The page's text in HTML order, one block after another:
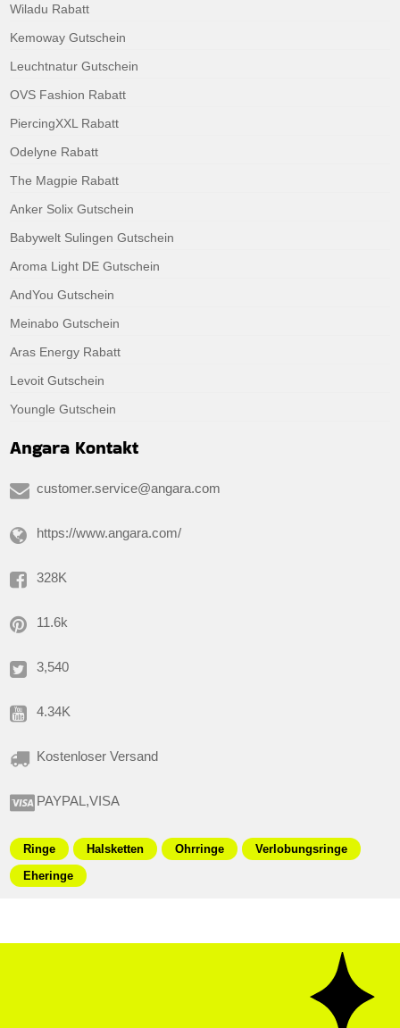
Wiladu Rabatt
Kemoway Gutschein
Leuchtnatur Gutschein
OVS Fashion Rabatt
PiercingXXL Rabatt
Odelyne Rabatt
The Magpie Rabatt
Anker Solix Gutschein
Babywelt Sulingen Gutschein
Aroma Light DE Gutschein
AndYou Gutschein
Meinabo Gutschein
Aras Energy Rabatt
Levoit Gutschein
Youngle Gutschein
Angara Kontakt
customer.service@angara.com
https://www.angara.com/
328K
11.6k
3,540
4.34K
Kostenloser Versand
PAYPAL,VISA
Ringe Halsketten Ohrringe
Verlobungsringe
Eheringe